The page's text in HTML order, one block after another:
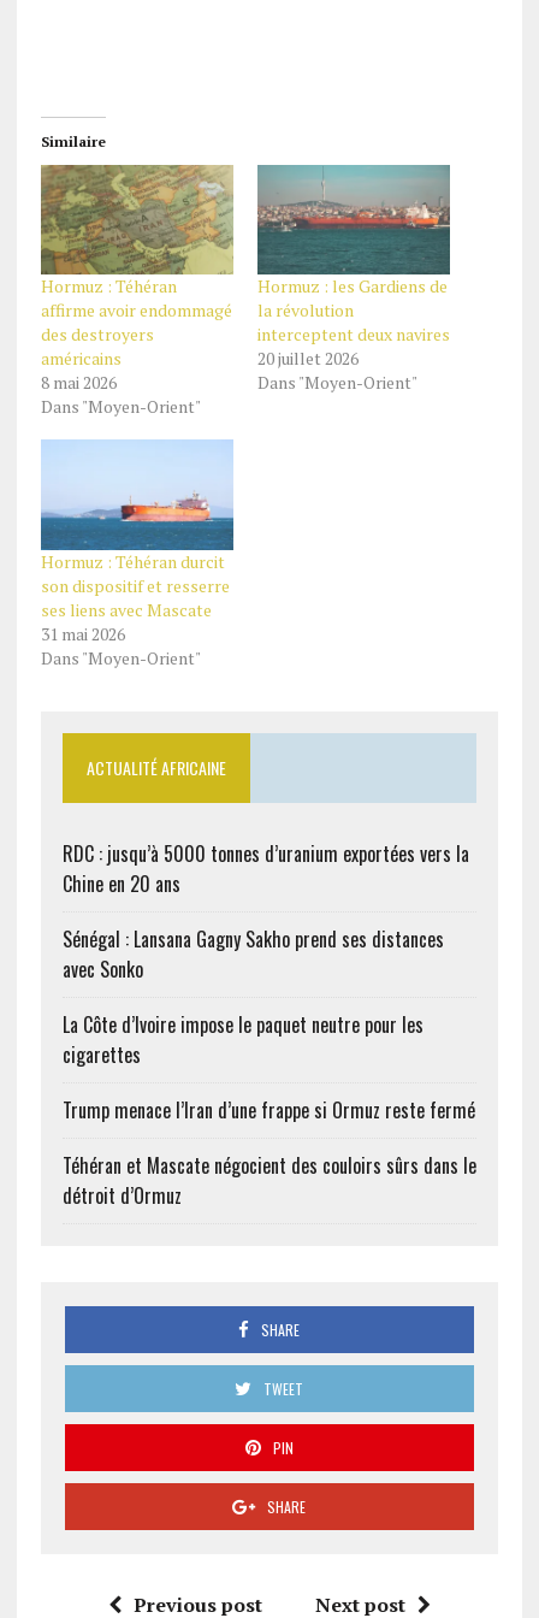
Similaire
Hormuz : Téhéran
affirme avoir endommagé
des destroyers
américains
8 mai 2026
Dans "Moyen-Orient"
Hormuz : les Gardiens de
la révolution
interceptent deux navires
20 juillet 2026
Dans "Moyen-Orient"
Hormuz : Téhéran durcit
son dispositif et resserre
ses liens avec Mascate
31 mai 2026
Dans "Moyen-Orient"
ACTUALITÉ AFRICAINE
RDC : jusqu’à 5000 tonnes d’uranium exportées vers la
Chine en 20 ans
Sénégal : Lansana Gagny Sakho prend ses distances
avec Sonko
La Côte d’Ivoire impose le paquet neutre pour les
cigarettes
Trump menace l’Iran d’une frappe si Ormuz reste fermé
Téhéran et Mascate négocient des couloirs sûrs dans le
détroit d’Ormuz
SHARE
TWEET
PIN
SHARE
Previous post Next post